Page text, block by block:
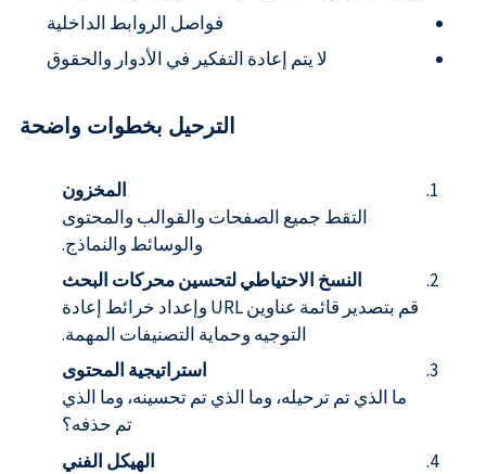
فواصل الروابط الداخلية
لا يتم إعادة التفكير في الأدوار والحقوق
الترحيل بخطوات واضحة
المخزون
التقط جميع الصفحات والقوالب والمحتوى
والوسائط والنماذج.
النسخ الاحتياطي لتحسين محركات البحث
قم بتصدير قائمة عناوين URL وإعداد خرائط إعادة
التوجيه وحماية التصنيفات المهمة.
استراتيجية المحتوى
ما الذي تم ترحيله، وما الذي تم تحسينه، وما الذي
تم حذفه؟
الهيكل الفني